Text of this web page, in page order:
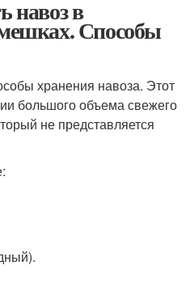
навоз в
Способы
хранения навоза. Этот
большого объема свежего
не представляется